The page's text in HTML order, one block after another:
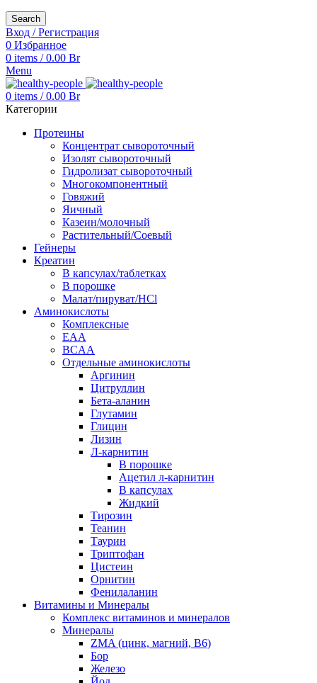
Search
Вход / Регистрация
0 Избранное
0 items / 0.00 Br
Menu
0 items / 0.00 Br
Категории
Протеины
Концентрат сывороточный
Изолят сывороточный
Гидролизат сывороточный
Многокомпонентный
Говяжий
Яичный
Казеин/молочный
Растительный/Соевый
Гейнеры
Креатин
В капсулах/таблетках
В порошке
Малат/пируват/HCl
Аминокислоты
Комплексные
EAA
BCAA
Отдельные аминокислоты
Аргинин
Цитруллин
Бета-аланин
Глутамин
Глицин
Лизин
Л-карнитин
В порошке
Ацетил л-карнитин
В капсулах
Жидкий
Тирозин
Теанин
Таурин
Триптофан
Цистеин
Орнитин
Фенилаланин
Витамины и Минералы
Комплекс витаминов и минералов
Минералы
ZMA (цинк, магний, В6)
Бор
Железо